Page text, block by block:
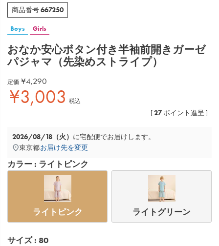
商品番号667250
Boys Girls
おなか安心ボタン付き半袖前開きガーゼ
パジャマ（先染めストライプ）
定価 ¥4,290
¥3,003 税込
[27ポイント進呈 ]
2026/08/18（火） に宅配便でお届けします。
東京都お届け先を変更
カラー ライトピンク
ライトピンク ライトグリーン
サイズ 80